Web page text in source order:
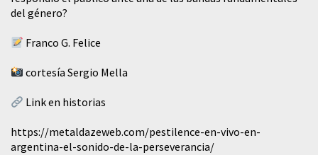
del género?
Franco G. Felice
cortesía Sergio Mella
Link en historias
https://metaldazeweb.com/pestilence-en-vivo-en-
argentina-el-sonido-de-la-perseverancia/